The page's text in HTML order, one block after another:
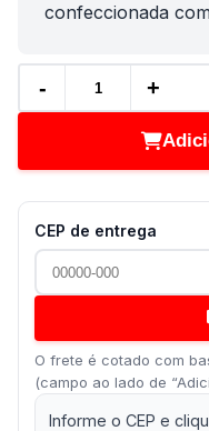
confeccionada
- +
CEP de entrega
O frete é cotado com
(campo ao lado de
Informe o CEP e